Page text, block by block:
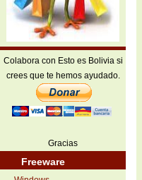
Colabora con Esto es Bolivia si
crees que te hemos ayudado.
Gracias
Freeware